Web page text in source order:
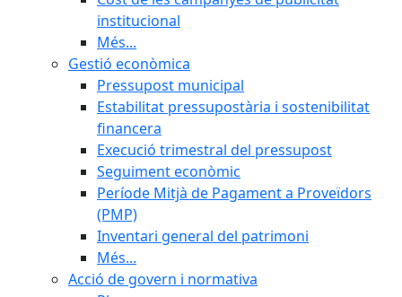
institucional
Més...
Gestió econòmica
Pressupost municipal
Estabilitat pressupostària i sostenibilitat
financera
Execució trimestral del pressupost
Seguiment econòmic
Període Mitjà de Pagament a Proveïdors
(PMP)
Inventari general del patrimoni
Més...
Acció de govern i normativa